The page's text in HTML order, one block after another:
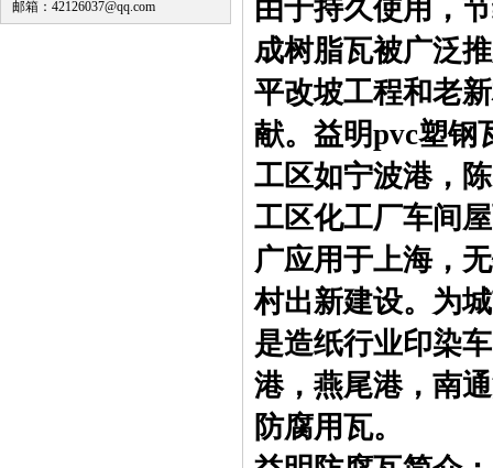
邮箱：42126037@qq.com
由于持久使用，
成树脂瓦被广泛
平改坡工程和老
献。益明pvc塑钢
工区如宁波港，
工区化工厂车间
广应用于上海，
村出新建设。为
是造纸行业印染
港，燕尾港，南
防腐用瓦。